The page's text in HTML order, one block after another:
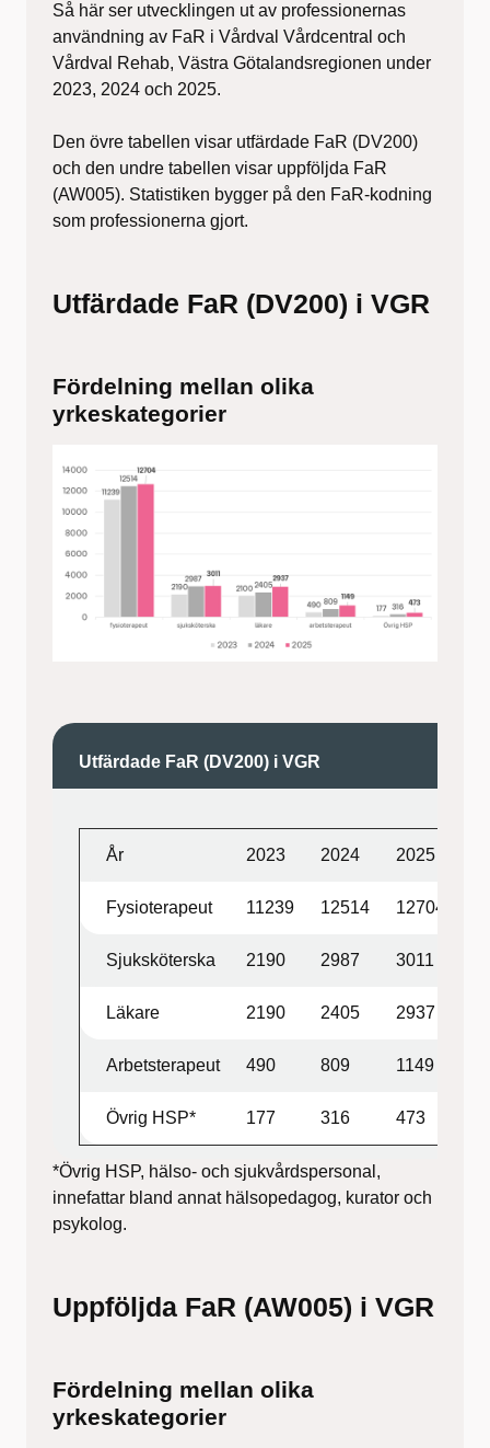
Så här ser utvecklingen ut av professionernas
användning av FaR i Vårdval Vårdcentral och
Vårdval Rehab, Västra Götalandsregionen under
2023, 2024 och 2025.
Den övre tabellen visar utfärdade FaR (DV200)
och den undre tabellen visar uppföljda FaR
(AW005). Statistiken bygger på den FaR-kodning
som professionerna gjort.
Utfärdade FaR (DV200) i VGR
Fördelning mellan olika
yrkeskategorier
Utfärdade FaR (DV200) i VGR
År 2023 2024 2025
Fysioterapeut 11239 12514 12704
Sjuksköterska 2190 2987 3011
Läkare 2190 2405 2937
Arbetsterapeut 490 809 1149
Övrig HSP* 177 316 473
*Övrig HSP, hälso- och sjukvårdspersonal,
innefattar bland annat hälsopedagog, kurator och
psykolog.
Uppföljda FaR (AW005) i VGR
Fördelning mellan olika
yrkeskategorier